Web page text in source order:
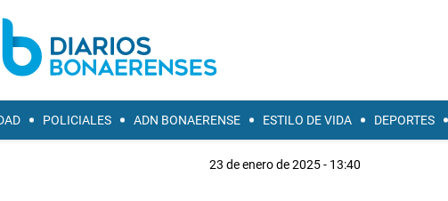
POLICIALES ADN BONAERENSE ESTILO DE VIDA DEPORTES
23 de enero de 2025 - 13:40